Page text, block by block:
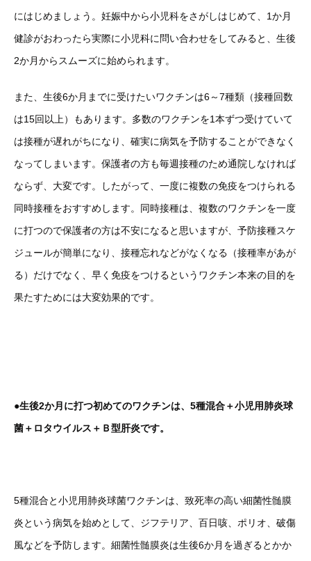
にはじめましょう。妊娠中から小児科をさがしはじめて、1か月
健診がおわったら実際に小児科に問い合わせをしてみると、生後
2か月からスムーズに始められます。
また、生後6か月までに受けたいワクチンは6～7種類（接種回数
は15回以上）もあります。多数のワクチンを1本ずつ受けていて
は接種が遅れがちになり、確実に病気を予防することができなく
なってしまいます。保護者の方も毎週接種のため通院しなければ
ならず、大変です。したがって、一度に複数の免疫をつけられる
同時接種をおすすめします。同時接種は、複数のワクチンを一度
に打つので保護者の方は不安になると思いますが、予防接種スケ
ジュールが簡単になり、接種忘れなどがなくなる（接種率があが
る）だけでなく、早く免疫をつけるというワクチン本来の目的を
果たすためには大変効果的です。
●生後2か月に打つ初めてのワクチンは、5種混合＋小児用肺炎球
菌＋ロタウイルス＋Ｂ型肝炎です。
5種混合と小児用肺炎球菌ワクチンは、致死率の高い細菌性髄膜
炎という病気を始めとして、ジフテリア、百日咳、ポリオ、破傷
風などを予防します。細菌性髄膜炎は生後6か月を過ぎるとかか